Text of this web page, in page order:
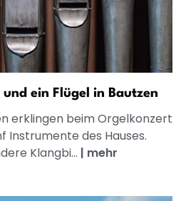
ein Flügel in Bautzen
erklingen beim Orgelkonzert
Instrumente des Hauses.
Klangbi... | mehr